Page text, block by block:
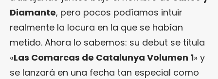
Diamante, pero pocos podíamos intuir
realmente la locura en la que se habían
metido. Ahora lo sabemos: su debut se titula
«Las Comarcas de Catalunya Volumen 1» y
se lanzará en una fecha tan especial como